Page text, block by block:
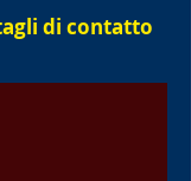
di contatto